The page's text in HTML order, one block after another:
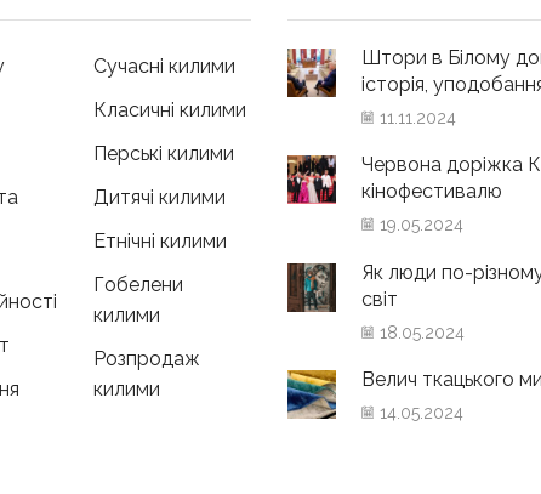
Сучасні килими
Класичні килими
Перські килими
Дитячі килими
Етнічні килими
Гобелени
килими
Розпродаж
килими
Штори в Білому
історія,
11.11.2024
Червона доріжка
кінофестивалю
19.05.2024
Як люди по-
світ
18.05.2024
Велич ткацького
14.05.2024